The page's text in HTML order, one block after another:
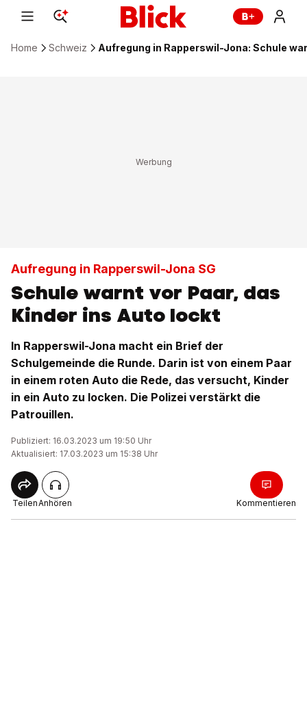
Home Schweiz Aufregung in Rapperswil-Jona: Schule
Aufregung in Rapperswil-Jona SG
Schule warnt vor Paar, das
Kinder ins Auto lockt
In Rapperswil-Jona macht ein Brief der
Schulgemeinde die Runde. Darin ist von einem Paar
in einem roten Auto die Rede, das versucht, Kinder
in ein Auto zu locken. Die Polizei verstärkt die
Patrouillen.
Publiziert: 16.03.2023 um 19:50 Uhr
Aktualisiert: 17.03.2023 um 15:38 Uhr
TeilenAnhören Kommentieren